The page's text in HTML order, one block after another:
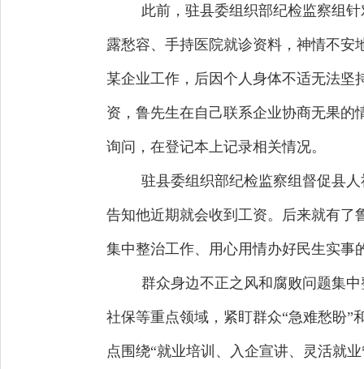
此前，驻县委组织部纪检监察组
露愁容、手持医院就诊资料，神情不安
某企业工作，后因个人身体不适无法
资，鲁先生在自己联系企业协商无果
询问，在登记本上记录相关情况。
驻县委组织部纪检监察组督促县
告知他近期就会收到工资。后来就有了
集中整治工作、用心用情办好民生实事
群众身边不正之风和腐败问题集
社保等重点领域，紧盯群众“急难愁盼”
点围绕“就业培训、入企宣讲、灵活就